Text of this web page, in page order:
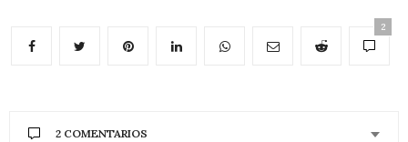
2
2 COMENTARIOS